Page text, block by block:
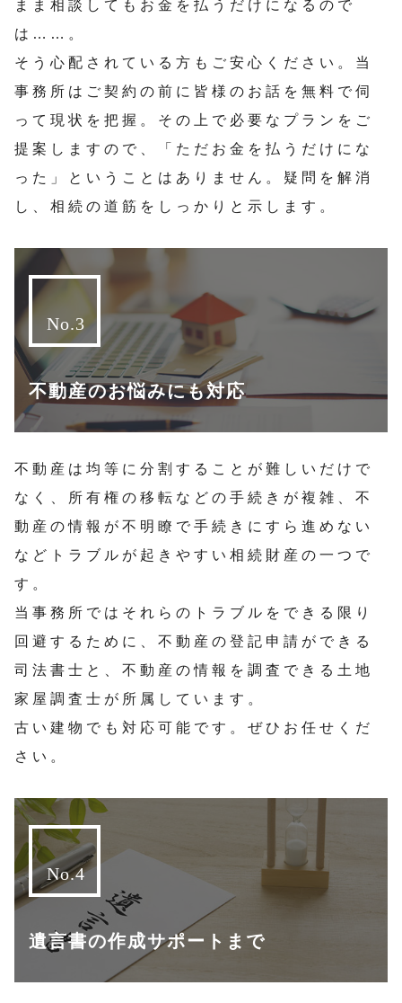
まま相談してもお金を払うだけになるので
は……。
そう心配されている方もご安心ください。当
事務所はご契約の前に皆様のお話を無料で伺
って現状を把握。その上で必要なプランをご
提案しますので、「ただお金を払うだけにな
った」ということはありません。疑問を解消
し、相続の道筋をしっかりと示します。
不動産のお悩みにも対応
不動産は均等に分割することが難しいだけで
なく、所有権の移転などの手続きが複雑、不
動産の情報が不明瞭で手続きにすら進めない
などトラブルが起きやすい相続財産の一つで
す。
当事務所ではそれらのトラブルをできる限り
回避するために、不動産の登記申請ができる
司法書士と、不動産の情報を調査できる土地
家屋調査士が所属しています。
古い建物でも対応可能です。ぜひお任せくだ
さい。
遺言書の作成サポートまで